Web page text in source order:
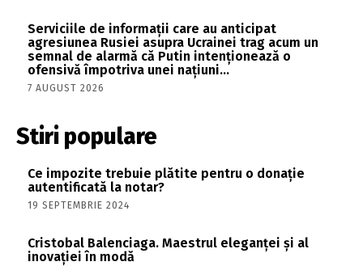
Serviciile de informații care au anticipat
agresiunea Rusiei asupra Ucrainei trag acum un
semnal de alarmă că Putin intenționează o
ofensivă împotriva unei națiuni...
7 AUGUST 2026
Stiri populare
Ce impozite trebuie plătite pentru o donație
autentificată la notar?
19 SEPTEMBRIE 2024
Cristobal Balenciaga. Maestrul eleganței și al
inovației în modă